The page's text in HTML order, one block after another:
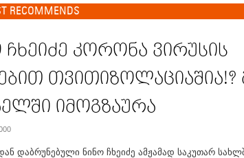
RECOMMENDS
ჩხეიძე კორონა ვირუსის
თვითიზოლაციაშია!?
იმოგზაურა
დაბრუნებული ნინო ჩხეიძე ამჟამად საკუთარ